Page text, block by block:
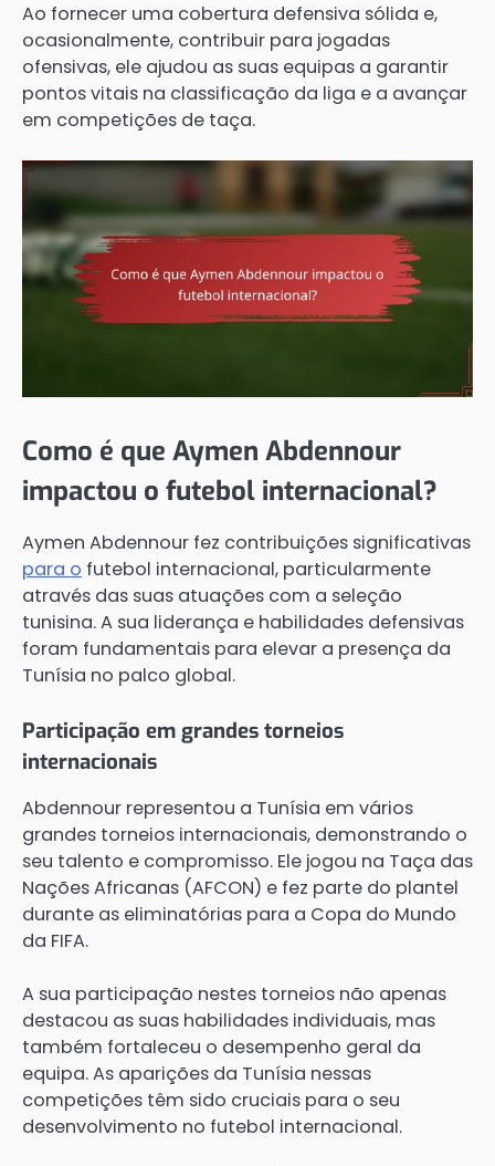
Ao fornecer uma cobertura defensiva sólida e,
ocasionalmente, contribuir para jogadas
ofensivas, ele ajudou as suas equipas a garantir
pontos vitais na classificação da liga e a avançar
em competições de taça.
Como é que Aymen Abdennour
impactou o futebol internacional?
Aymen Abdennour fez contribuições significativas
para o futebol internacional, particularmente
através das suas atuações com a seleção
tunisina. A sua liderança e habilidades defensivas
foram fundamentais para elevar a presença da
Tunísia no palco global.
Participação em grandes torneios
internacionais
Abdennour representou a Tunísia em vários
grandes torneios internacionais, demonstrando o
seu talento e compromisso. Ele jogou na Taça das
Nações Africanas (AFCON) e fez parte do plantel
durante as eliminatórias para a Copa do Mundo
da FIFA.
A sua participação nestes torneios não apenas
destacou as suas habilidades individuais, mas
também fortaleceu o desempenho geral da
equipa. As aparições da Tunísia nessas
competições têm sido cruciais para o seu
desenvolvimento no futebol internacional.